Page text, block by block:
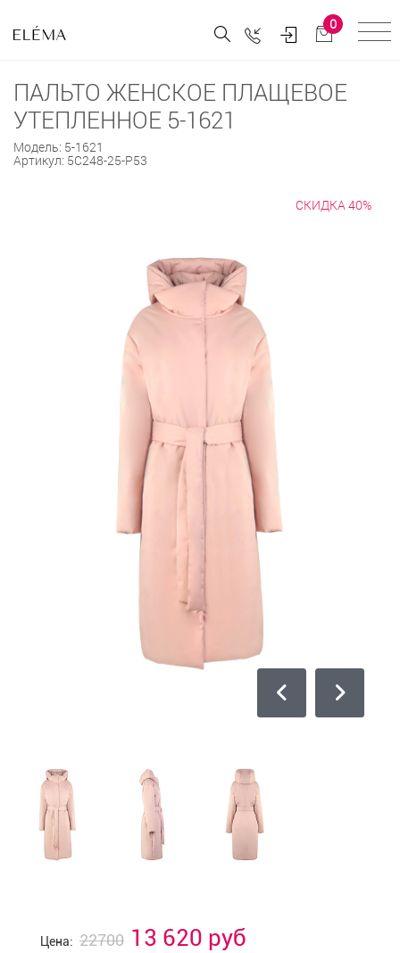
0
ПАЛЬТО ЖЕНСКОЕ ПЛАЩЕВОЕ
УТЕПЛЕННОЕ 5-1621
Модель: 5-1621
Артикул: 5С248-25-Р53
СКИДКА 40%
Цена: 22700 13 620 руб